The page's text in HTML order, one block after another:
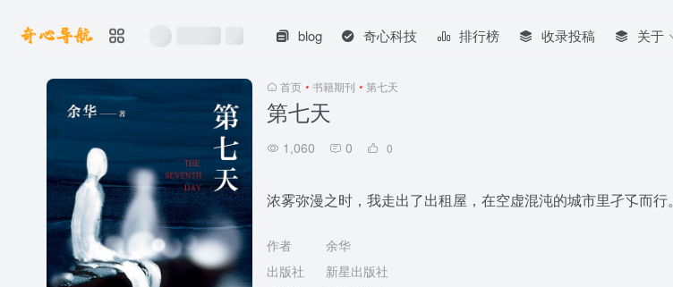
blog 奇心科技 排行榜 收录投稿 关于
首页 • 书籍期刊 • 第七天
第七天
1,060 0 0
浓雾弥漫之时，我走出了出租屋，在空虚混沌的城市里孑孓而行。
作者
余华
出版社
新星出版社